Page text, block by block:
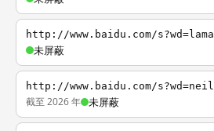
http://www.baidu.com/s?wd=lama
未屏蔽
http://www.baidu.com/s?wd=neil
截至 2026 年 未屏蔽